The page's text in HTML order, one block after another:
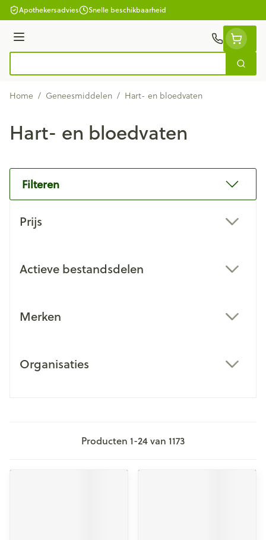
Ga naar de inhoud
Apothekersadvies Snelle beschikbaarheid
Menu
Zoek
Home / Geneesmiddelen / Hart- en bloedvaten
Hart- en bloedvaten
Filteren
Prijs
Actieve bestandsdelen
Merken
Organisaties
Producten 1-24van 1173